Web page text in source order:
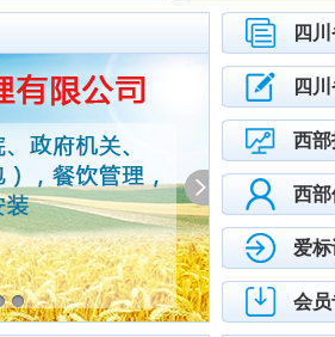
四
四
西部
西
爱
会
南充市豪
重庆腾凤
资中县瑷
南充睿欣
内江投资
成都布克
自贡明川
四川中锦
四川中坚
成都超顺
自贡市知
四川蜀沁